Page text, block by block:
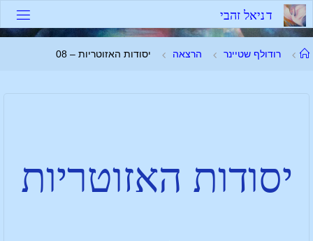
דניאל זהבי
רודולף שטיינר הרצאה יסודות האזוטריות – 08
יסודות האזוטריות